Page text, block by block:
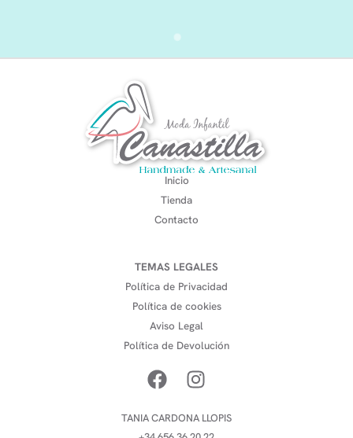
Inicio
Tienda
Contacto
TEMAS LEGALES
Política de Privacidad
Política de cookies
Aviso Legal
Política de Devolución
TANIA CARDONA LLOPIS